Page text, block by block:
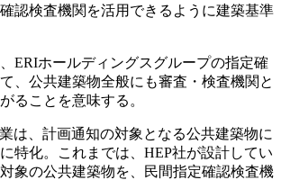
認検査機関を活用できるように建築基準
ERIホールディングスグループの指定確
、公共建築物全般にも審査・検査機関と
ることを意味する。
は、計画通知の対象となる公共建築物に
特化。これまでは、HEP社が設計してい
象の公共建築物を、民間指定確認検査機